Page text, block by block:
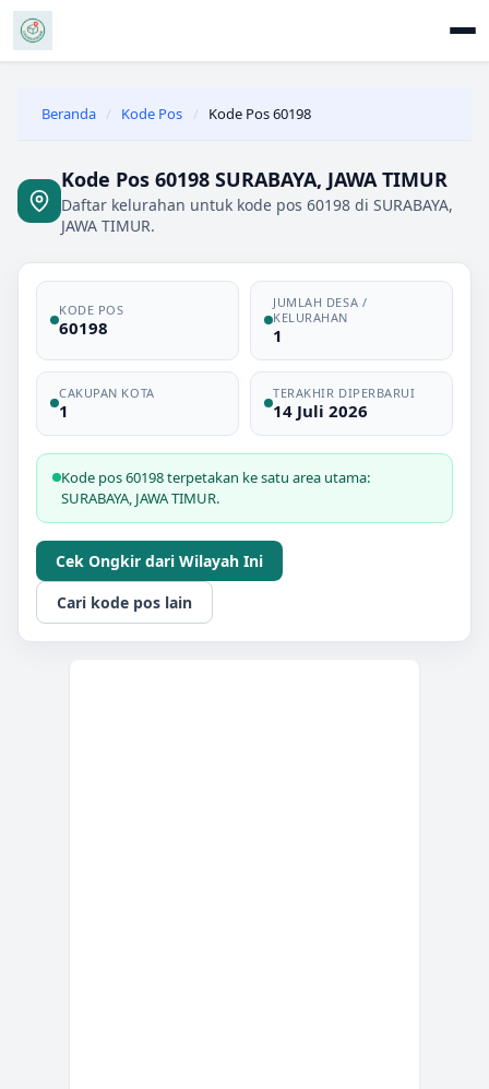
Beranda / Kode Pos / Kode Pos 60198
Kode Pos 60198 SURABAYA, JAWA TIMUR
Daftar kelurahan untuk kode pos 60198 di SURABAYA,
JAWA TIMUR.
KODE POS
60198
JUMLAH DESA /
KELURAHAN
1
CAKUPAN KOTA
1
TERAKHIR DIPERBARUI
14 Juli 2026
Kode pos 60198 terpetakan ke satu area utama:
SURABAYA, JAWA TIMUR.
Cek Ongkir dari Wilayah Ini
Cari kode pos lain